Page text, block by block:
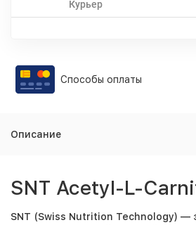
Курьер
Способы оплаты
Описание
SNT Acetyl-L-
SNT (Swiss Nutrition Technology) —